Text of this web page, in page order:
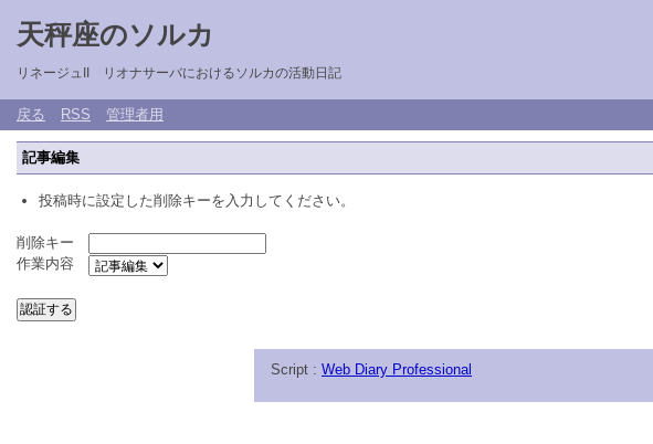
天秤座のソルカ
リネージュII リオナサーバにおけるソルカの活動日記
戻る RSS 管理者用
記事編集
投稿時に設定した削除キーを入力してください。
削除キー
作業内容
Script : Web Diary Professional